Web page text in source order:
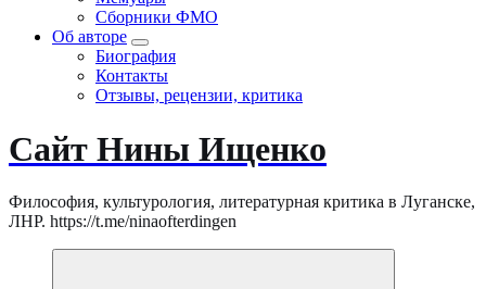
Сборники ФМО
Об авторе
Биография
Контакты
Отзывы, рецензии, критика
Сайт Нины Ищенко
Философия, культурология, литературная критика в Луганске,
ЛНР. https://t.me/ninaofterdingen